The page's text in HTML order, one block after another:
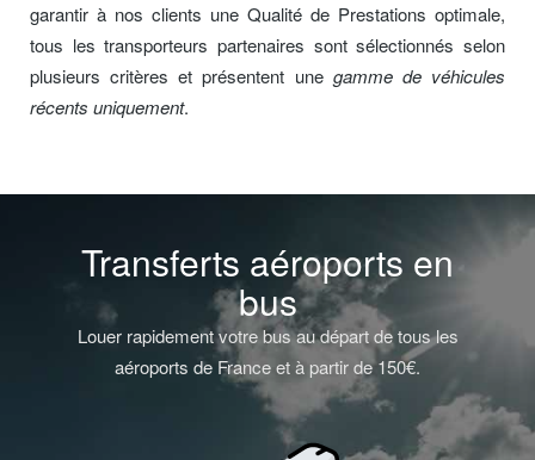
garantir à nos clients une Qualité de Prestations optimale,
tous les transporteurs partenaires sont sélectionnés selon
plusieurs critères et présentent une gamme de véhicules
récents uniquement.
Transferts aéroports en
bus
Louer rapidement votre bus au départ de tous les
aéroports de France et à partir de 150€.